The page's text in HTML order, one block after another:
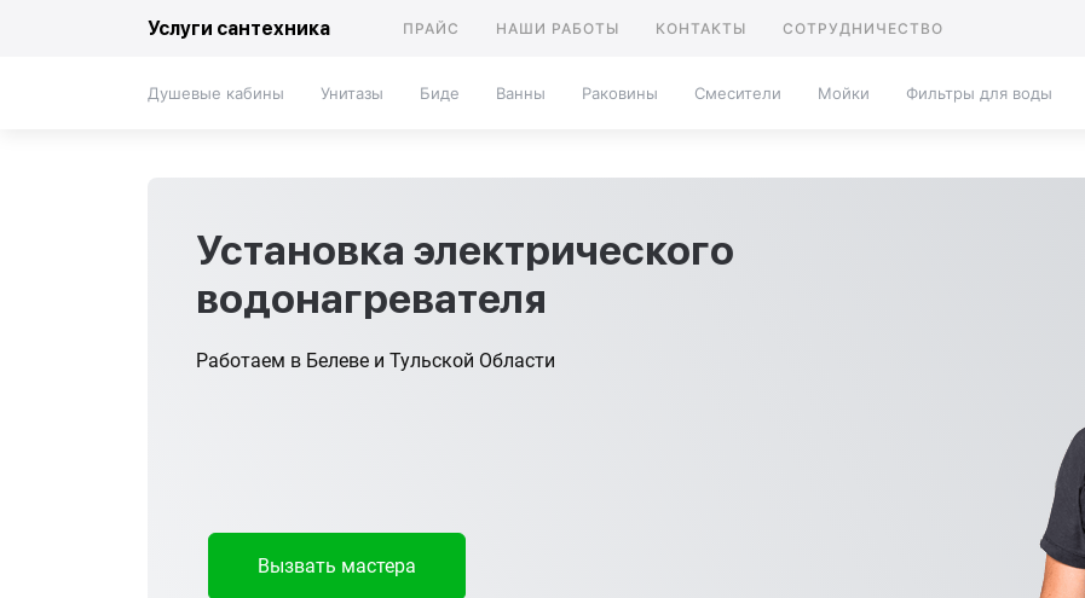
Услуги сантехника ПРАЙС НАШИ РАБОТЫ КОНТАКТЫ СОТРУДНИЧЕСТВО
Душевые кабины Унитазы Биде Ванны Раковины Смесители Мойки Фильтры для воды
Установка электрического
водонагревателя
Работаем в Белеве и Тульской Области
Вызвать мастера